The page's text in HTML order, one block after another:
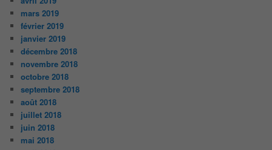
mars 2019
février 2019
janvier 2019
décembre 2018
novembre 2018
octobre 2018
septembre 2018
août 2018
juillet 2018
juin 2018
mai 2018